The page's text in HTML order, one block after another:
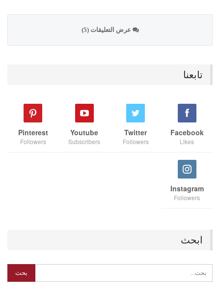
عرض التعليقات (5)
تابعنا
Facebook
Likes
Twitter
Followers
Youtube
Subscribers
Pinterest
Followers
Instagram
Followers
ابحث